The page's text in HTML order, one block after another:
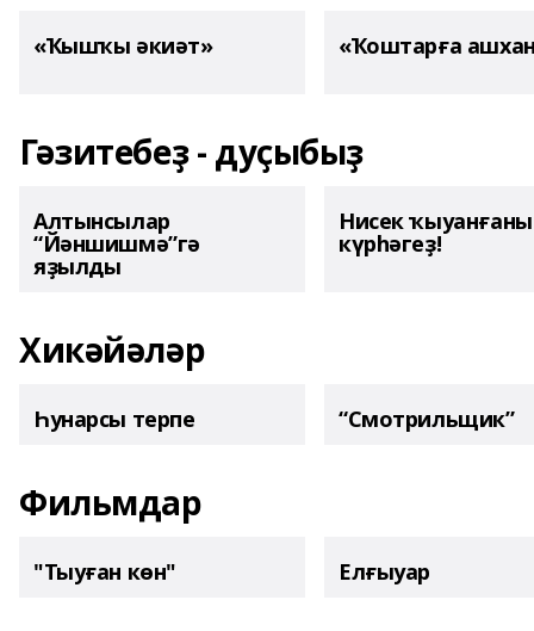
«Ҡышҡы әкиәт» «Ҡоштарға
Гәзитебеҙ - дуҫыбыҙ
Алтынсылар
“Йәншишмә”гә
яҙылды
Нисек
күрһәгеҙ!
Хикәйәләр
Һунарсы терпе “Смотрильщик”
Фильмдар
"Тыуған көн" Елғыуар